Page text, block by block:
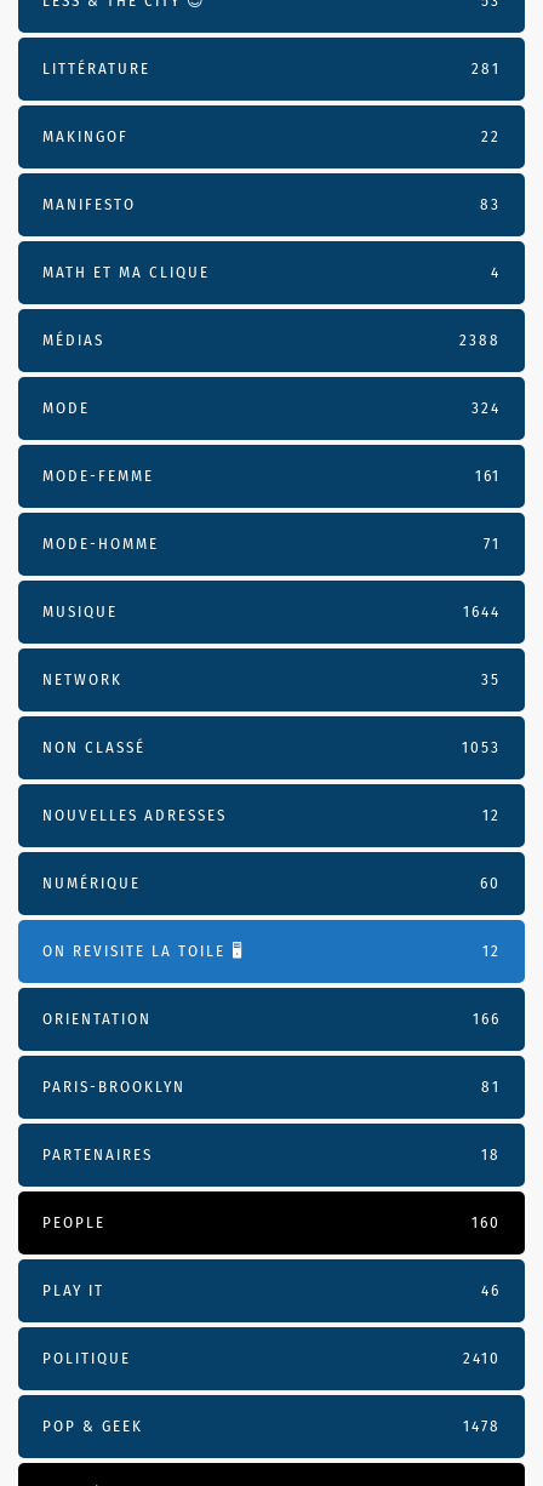
LITTÉRATURE 281
MAKINGOF 22
MANIFESTO 83
MATH ET MA CLIQUE 4
MÉDIAS 2388
MODE 324
MODE-FEMME 161
MODE-HOMME 71
MUSIQUE 1644
NETWORK 35
NON CLASSÉ 1053
NOUVELLES ADRESSES 12
NUMÉRIQUE 60
ON REVISITE LA TOILE 🖥️ 12
ORIENTATION 166
PARIS-BROOKLYN 81
PARTENAIRES 18
PEOPLE 160
PLAY IT 46
POLITIQUE 2410
POP & GEEK 1478